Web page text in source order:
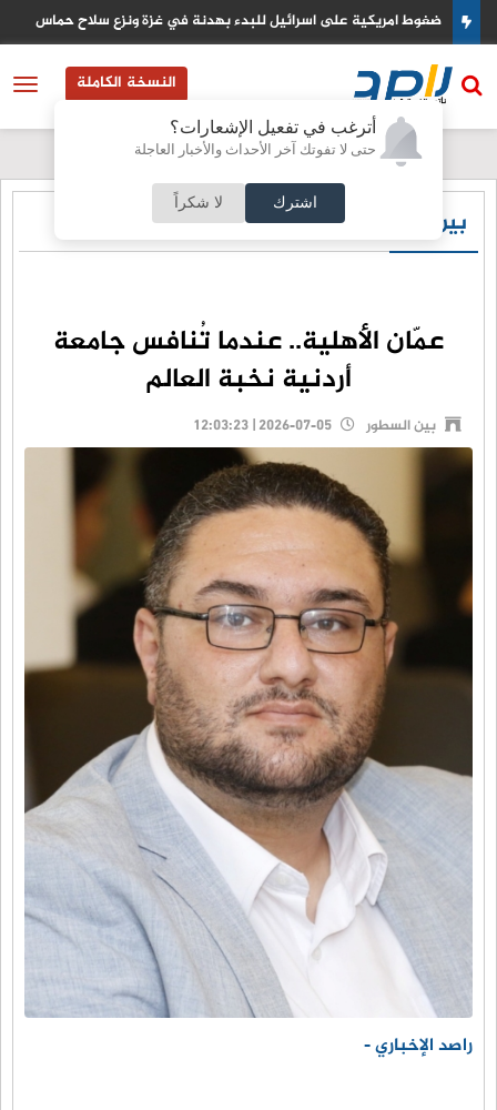
أترغب في تفعيل الإشعارات؟
حتى لا تفوتك آخر الأحداث والأخبار العاجلة
اشترك لا شكراً
سلاح حماس البنك الدولي يخصص منحة مالية ضخمة لتحديث
النسخة الكاملة
بين السطور
عمّان الأهلية.. عندما تُنافس جامعة
أردنية نخبة العالم
بين السطور
راصد الإخباري -